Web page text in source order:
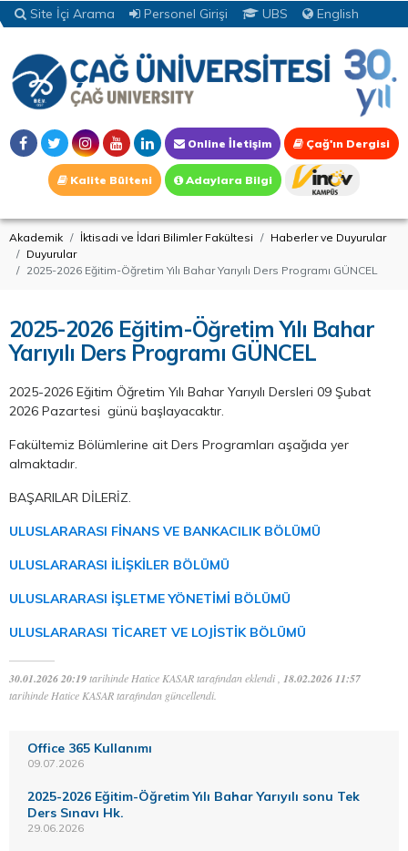
Site İçi Arama Personel Girişi UBS English
Online İletişim Çağ'ın Dergisi
Kalite Bülteni Adaylara Bilgi
Akademik İktisadi ve İdari Bilimler Fakültesi
Haberler ve Duyurular
Duyurular
2025-2026 Eğitim-Öğretim Yılı Bahar Yarıyılı Ders Programı GÜNCEL
2025-2026 Eğitim-Öğretim Yılı Bahar
Yarıyılı Ders Programı GÜNCEL
2025-2026 Eğitim Öğretim Yılı Bahar Yarıyılı Dersleri 09 Şubat
2026 Pazartesi günü başlayacaktır.
Fakültemiz Bölümlerine ait Ders Programları aşağıda yer
almaktadır.
BAŞARILAR DİLERİZ.
ULUSLARARASI FİNANS VE BANKACILIK BÖLÜMÜ
ULUSLARARASI İLİŞKİLER BÖLÜMÜ
ULUSLARARASI İŞLETME YÖNETİMİ BÖLÜMÜ
ULUSLARARASI TİCARET VE LOJİSTİK BÖLÜMÜ
30.01.2026 20:19tarihinde Hatice KASAR tarafından eklendi , 18.02.2026 11:57
tarihinde Hatice KASAR tarafından güncellendi.
Office 365 Kullanımı
09.07.2026
2025-2026 Eğitim-Öğretim Yılı Bahar Yarıyılı sonu Tek
Ders Sınavı Hk.
29.06.2026